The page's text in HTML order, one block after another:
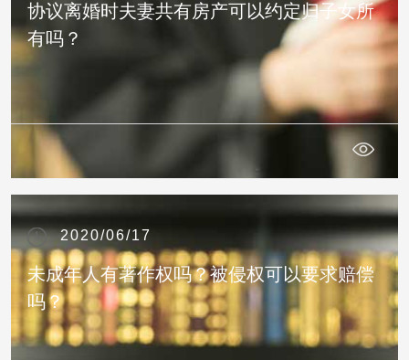
协议离婚时夫妻共有房产可以约定归子女所
有吗？
2020/06/17
未成年人有著作权吗？被侵权可以要求赔偿
吗？